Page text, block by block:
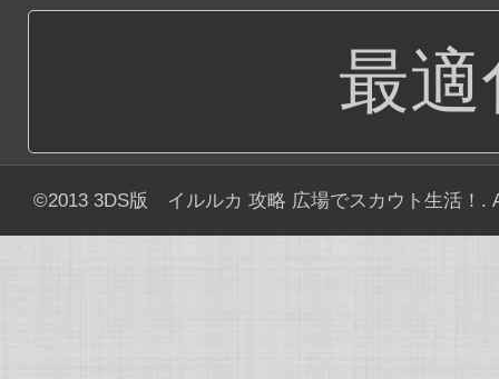
最
©2013 3DS版 イルルカ 攻略 広場でスカウト生活！ .